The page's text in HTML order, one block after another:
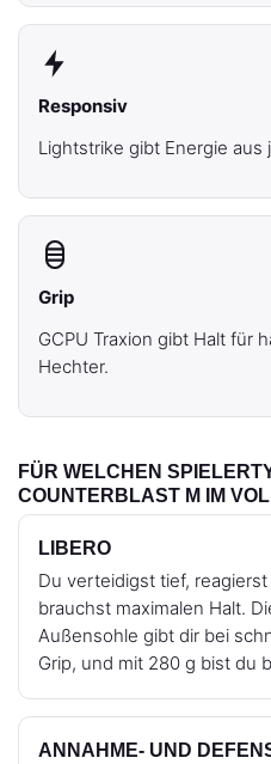
Responsiv
Lightstrike gibt Energie
Grip
GCPU Traxion gibt Halt für
Hechter.
FÜR WELCHEN
COUNTERBLAST M IM
LIBERO
Du verteidigst tief,
brauchst maximalen Halt.
Außensohle gibt dir bei
Grip, und mit 280 g bist du
ANNAHME- UND